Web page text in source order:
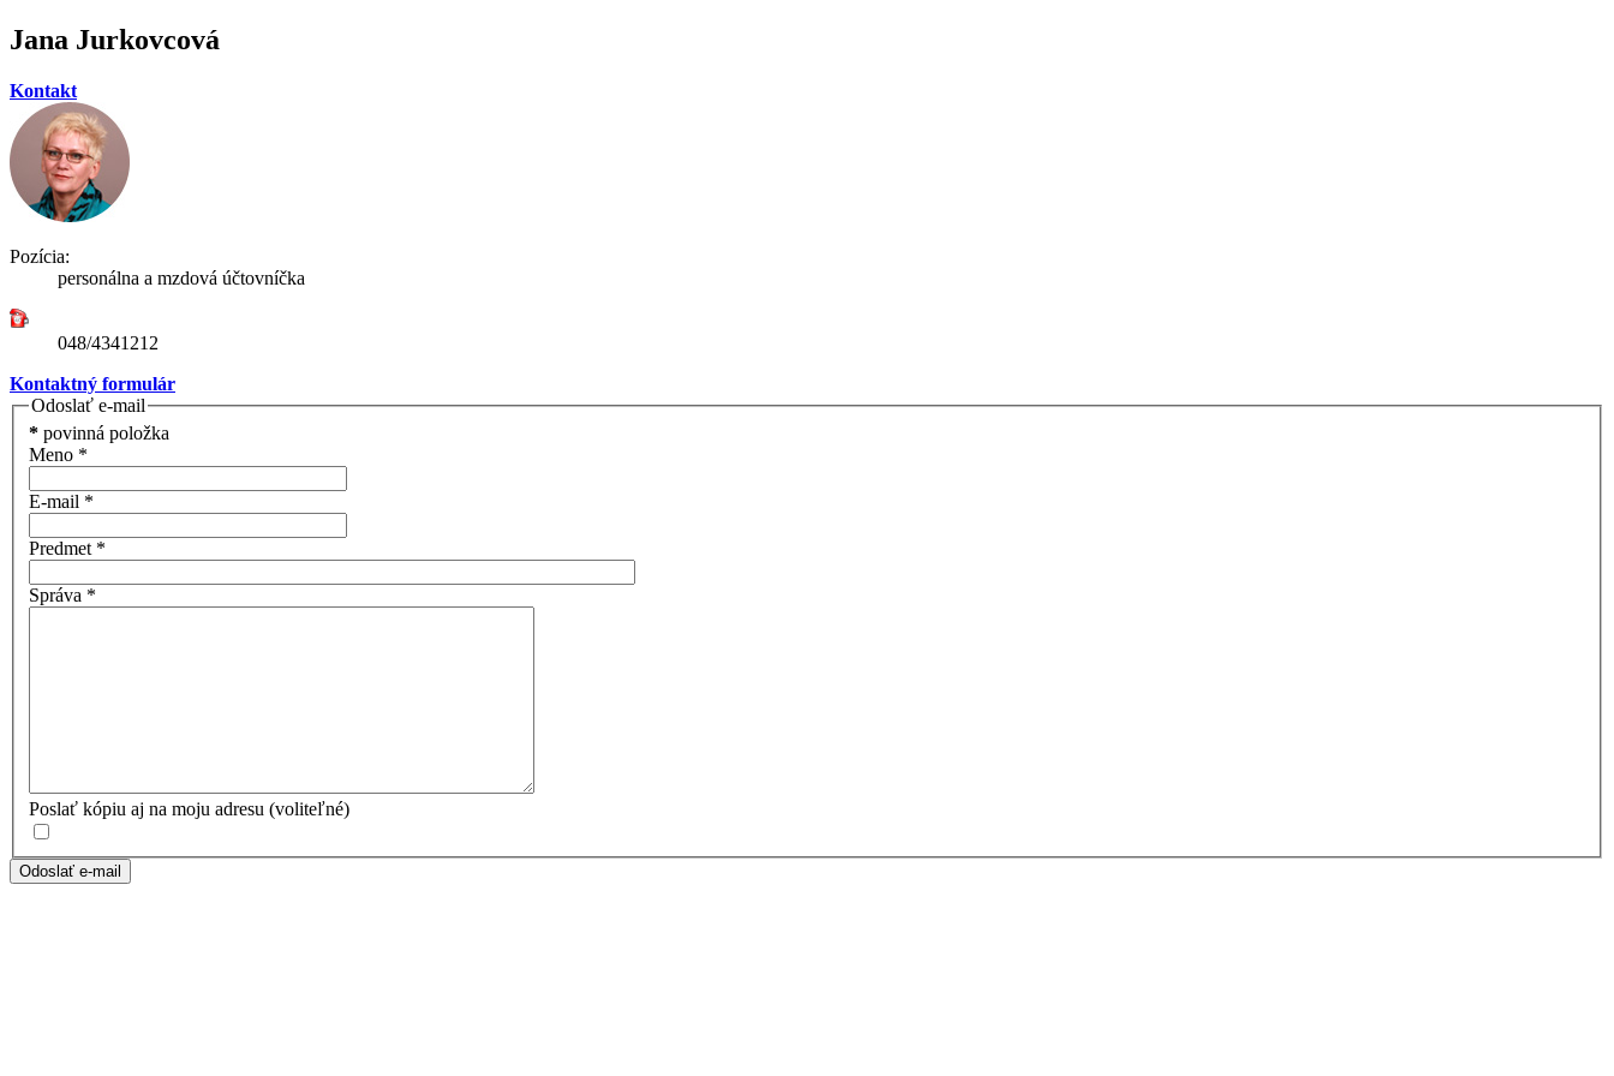
Jana Jurkovcová
Kontakt
Pozícia:
personálna a mzdová účtovníčka
048/4341212
Kontaktný formulár
Odoslať e-mail
* povinná položka
Meno *
E-mail *
Predmet*
Správa *
Poslať kópiu aj na moju adresu (voliteľné)
Odoslať e-mail